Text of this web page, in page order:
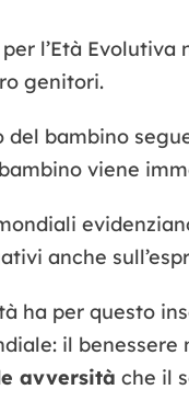
l’Età
genitori.
bambino
viene
anche
ha per questo
il
avversità che il